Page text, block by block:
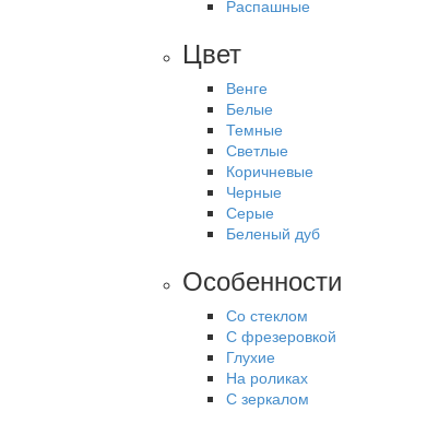
Распашные
Цвет
Венге
Белые
Темные
Светлые
Коричневые
Черные
Серые
Беленый дуб
Особенности
Со стеклом
С фрезеровкой
Глухие
На роликах
С зеркалом